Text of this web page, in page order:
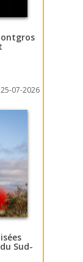
25-07-2026
Sud-